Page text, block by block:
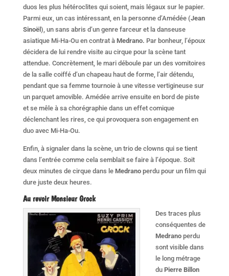
duos les plus hétéroclites qui soient, mais légaux sur le papier.
Parmi eux, un cas intéressant, en la personne d’Amédée (Jean
Sinoël ), un sans abris d’un genre farceur et la danseuse
asiatique Mi-Ha-Ou en contrat à Medrano. Par bonheur, l’époux
décidera de lui rendre visite au cirque pour la scène tant
attendue. Concrètement, le mari déboule par un des vomitoires
de la salle coiffé d’un chapeau haut de forme, l’air détendu,
pendant que sa femme tournoie à une vitesse vertigineuse sur
un parquet amovible. Amédée arrive ensuite en bord de piste
et se mêle à sa chorégraphie dans un effet comique
déclenchant les rires, ce qui provoquera son engagement en
duo avec Mi-Ha-Ou.
Enfin, à signaler dans la scène, un trio de clowns qui se tient
dans l’entrée comme cela semblait se faire à l’époque. Soit
deux minutes de cirque dans le Medranoperdu pour un film qui
dure juste deux heures.
Au revoir Monsieur Grock
Des traces plus
conséquentes de
Medranoperdu
sont visible dans
le long métrage
du Pierre Bill on